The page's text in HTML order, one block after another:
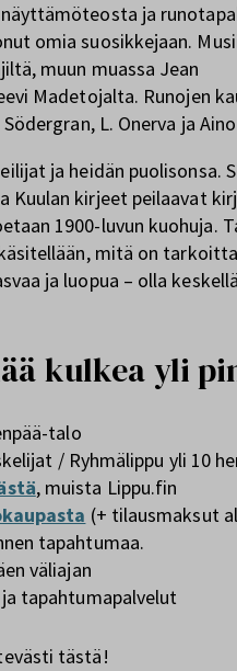
ja
omia suosikkejaan.
muun muassa Jean
Madetojalta. Runojen
L. Onerva ja
ja heidän puolisonsa.
Kuulan kirjeet peilaavat
1900-luvun kuohuja.
mitä on
ja luopua – olla
kulkea yli
talo
/ Ryhmälippu yli 10
, muista Lippu.fin
(+ tilausmaksut
tapahtumaa.
väliajan
tapahtumapalvelut
tästä!